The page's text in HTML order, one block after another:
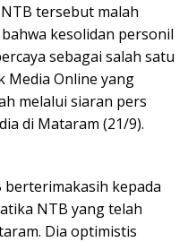
tersebut malah
kesolidan personil
sebagai salah satu
Media Online yang
melalui siaran pers
di Mataram (21/9).
berterimakasih kepada
NTB yang telah
Dia optimistis